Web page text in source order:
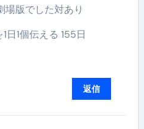
場版でした対あり
1個伝える 155日
返信